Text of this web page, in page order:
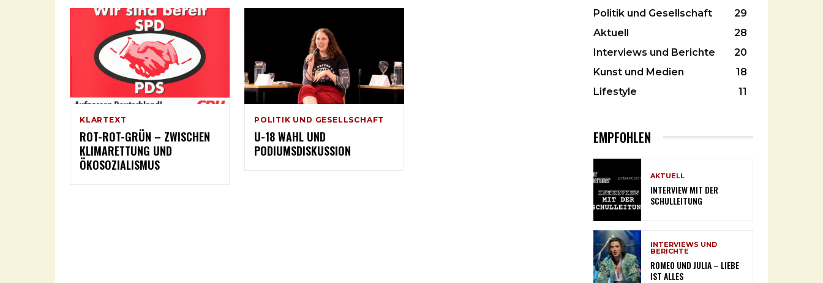
KLARTEXT
ROT-ROT-GRÜN – ZWISCHEN
KLIMARETTUNG UND
ÖKOSOZIALISMUS
POLITIK UND GESELLSCHAFT
U-18 WAHL UND
PODIUMSDISKUSSION
Politik und Gesellschaft
29
Aktuell
28
Interviews und Berichte
20
Kunst und Medien
18
Lifestyle
11
EMPFOHLEN
AKTUELL
INTERVIEW MIT DER
SCHULLEITUNG
INTERVIEWS UND
BERICHTE
ROMEO UND JULIA – LIEBE
IST ALLES